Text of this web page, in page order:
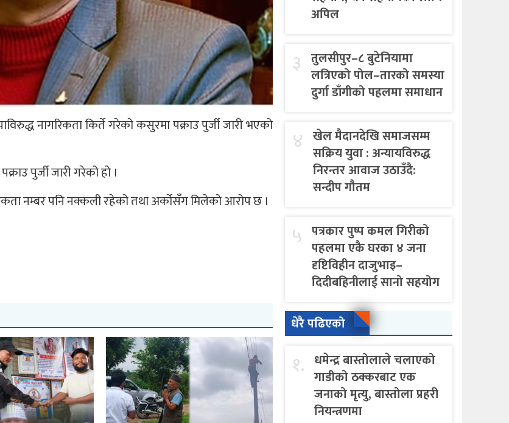
नागरिकता किर्ते गरेको कसुरमा पक्राउ पुर्जी जारी भएको
पुर्जी जारी गरेको हो ।
नम्बर पनि नक्कली रहेको तथा अर्कोसँग मिलेको आरोप छ ।
अपिल
३ तुलसीपुर–८ बुटेनियामा
लत्रिएको पोल–तारको समस्या
दुर्गा डाँगीको पहलमा समाधान
४ खेल मैदानदेखि समाजसम्म
सक्रिय युवा : अन्यायविरुद्ध
निरन्तर आवाज उठाउँदै:
सन्दीप गौतम
५ पत्रकार पुष्प कमल गिरीको
पहलमा एकै घरका ४ जना
दृष्टिविहीन दाजुभाइ–
दिदीबहिनीलाई सानो सहयोग
धेरै पढिएको
१. धमेन्द्र बास्तोलाले चलाएको
गाडीको ठक्करबाट एक
जनाको मृत्यु, बास्तोला प्रहरी
नियन्त्रणमा